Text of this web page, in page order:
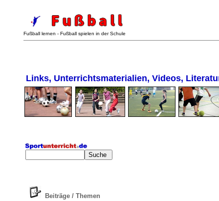
Fußball lernen - Fußball spielen in der Schule
Links, Unterrichtsmaterialien, Videos,
Beiträge / Themen